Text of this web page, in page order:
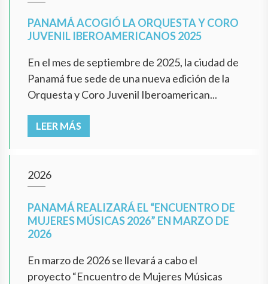
PANAMÁ ACOGIÓ LA ORQUESTA Y CORO
JUVENIL IBEROAMERICANOS 2025
En el mes de septiembre de 2025, la ciudad de
Panamá fue sede de una nueva edición de la
Orquesta y Coro Juvenil Iberoamerican...
LEER MÁS
2026
PANAMÁ REALIZARÁ EL “ENCUENTRO DE
MUJERES MÚSICAS 2026” EN MARZO DE
2026
En marzo de 2026 se llevará a cabo el
proyecto “Encuentro de Mujeres Músicas